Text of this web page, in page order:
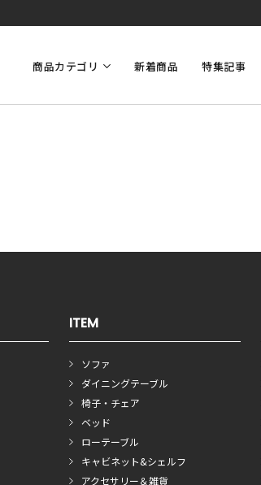
商品カテゴリ 新着商品 特集記事
ITEM
ソファ
ダイニングテーブル
椅子・チェア
ベッド
ローテーブル
キャビネット&シェルフ
アクセサリー＆雑貨